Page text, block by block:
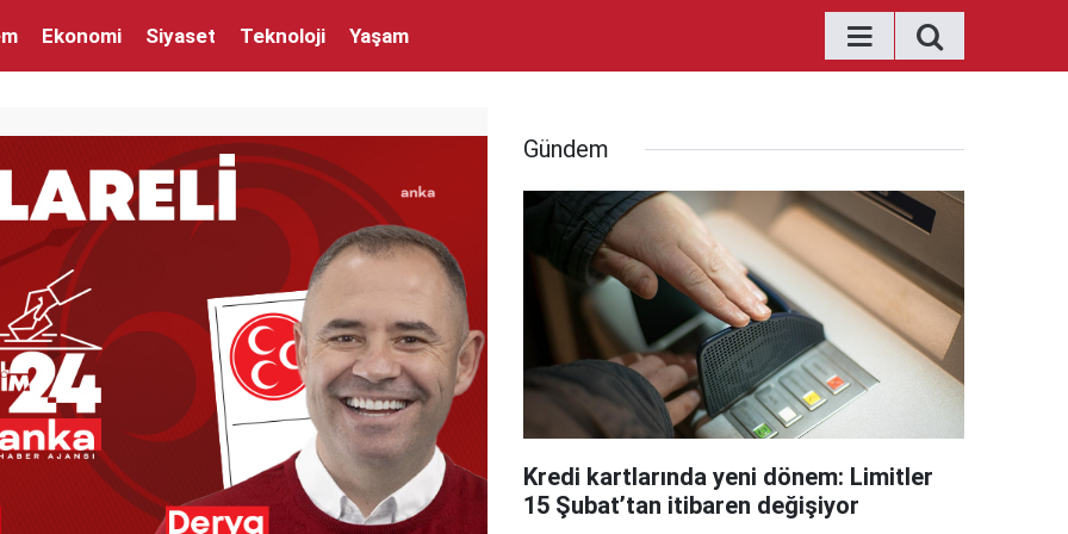
Ekonomi Siyaset Teknoloji Yaşam
Gündem
Kredi kartlarında yeni dönem: Limitler
15 Şubat’tan itibaren değişiyor